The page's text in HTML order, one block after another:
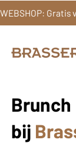
Brunch
bij